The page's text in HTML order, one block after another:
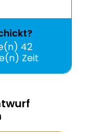
42
Zeit